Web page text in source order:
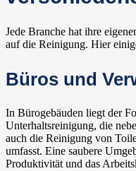
Jede Branche hat ihre
auf die Reinigung. Hier
Büros und
In Bürogebäuden liegt der
Unterhaltsreinigung, die
auch die Reinigung von
umfasst. Eine saubere
Produktivität und das